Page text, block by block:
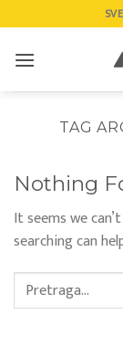
to
content
TAG
Nothing
It seems we
searching can